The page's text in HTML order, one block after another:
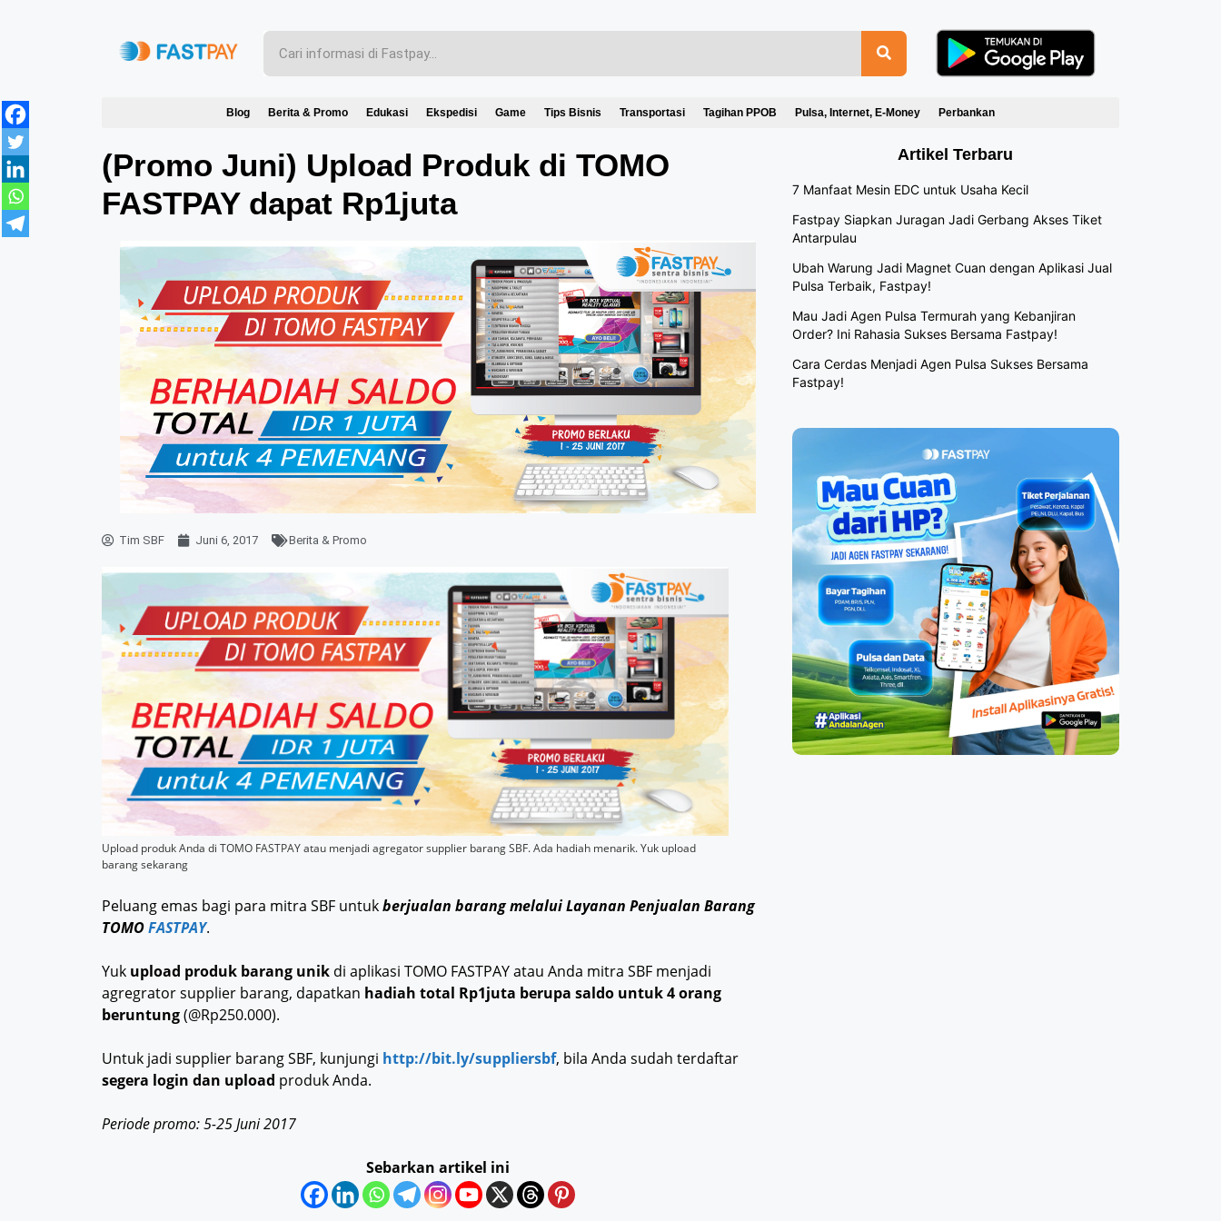
Blog Berita & Promo Edukasi Ekspedisi Game Tips Bisnis Transportasi Tagihan PPOB Pulsa, Internet, E-Money Perbankan
(Promo Juni) Upload Produk di TOMO
FASTPAY dapat Rp1juta
Tim SBF Juni 6, 2017 Berita & Promo
Upload produk Anda di TOMO FASTPAY atau menjadi agregator supplier barang SBF. Ada hadiah menarik. Yuk upload
barang sekarang
Peluang emas bagi para mitra SBF untukberjualan barang melalui Layanan Penjualan Barang
TOMOFASTPAY.
Yuk upload produk barang unik di aplikasi TOMO FASTPAY atau Anda mitra SBF menjadi
agregrator supplier barang, dapatkan hadiah total Rp1juta berupa saldo untuk 4 orang
beruntung(@Rp250.000).
Untuk jadi supplier barang SBF, kunjungi http://bit.ly/suppliersbf, bila Anda sudah terdaftar
segera login dan upload produk Anda.
Periode promo: 5-25 Juni 2017
Sebarkan artikel ini
Artikel Terbaru
7 Manfaat Mesin EDC untuk Usaha Kecil
Fastpay Siapkan Juragan Jadi Gerbang Akses Tiket
Antarpulau
Ubah Warung Jadi Magnet Cuan dengan Aplikasi Jual
Pulsa Terbaik, Fastpay!
Mau Jadi Agen Pulsa Termurah yang Kebanjiran
Order? Ini Rahasia Sukses Bersama Fastpay!
Cara Cerdas Menjadi Agen Pulsa Sukses Bersama
Fastpay!